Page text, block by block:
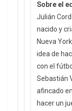
Sobre el
Julián
nacido y
Nueva
idea de
con el
Sebastián
afincado
hacer un